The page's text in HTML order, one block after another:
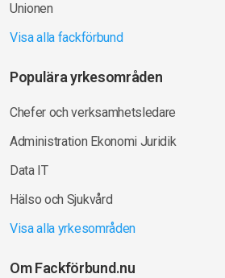
Unionen
Visa alla fackförbund
Populära yrkesområden
Chefer och verksamhetsledare
Administration Ekonomi Juridik
Data IT
Hälso och Sjukvård
Visa alla yrkesområden
Om Fackförbund.nu